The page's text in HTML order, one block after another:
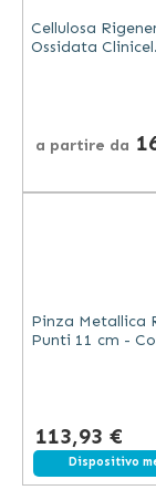
Cellulosa
Ossidata Clinicel
a partire da
Pinza Metallica
Punti 11 cm -
113,93 €
Dispositivo